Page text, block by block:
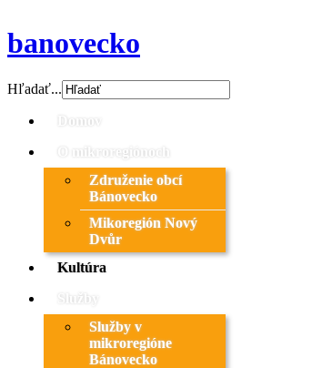
banovecko
Hľadať...
Domov
O mikroregiónoch
Združenie obcí
Bánovecko
Mikoregión Nový
Dvůr
Kultúra
Služby
Služby v
mikroregióne
Bánovecko